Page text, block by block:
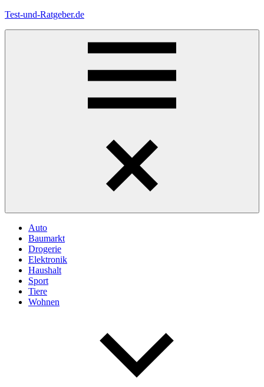
Zum
Test-und-Ratgeber.de
Auto
Baumarkt
Drogerie
Elektronik
Haushalt
Sport
Tiere
Wohnen